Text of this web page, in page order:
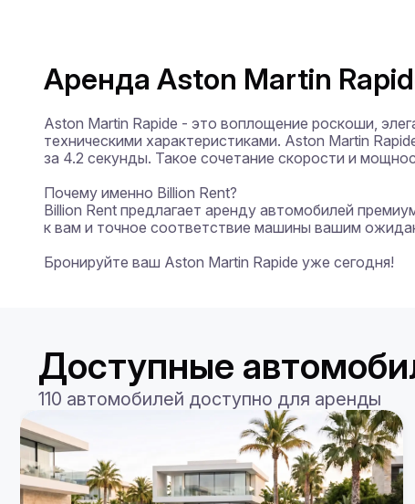
Аренда Aston Martin
Aston Martin Rapide - это воплощение роскоши,
техническими характеристиками. Aston Martin
за 4.2 секунды. Такое сочетание скорости и
Почему именно Billion Rent?
Billion Rent предлагает аренду автомобилей
к вам и точное соответствие машины вашим
Бронируйте ваш Aston Martin Rapide уже сегодня!
Доступные
110 автомобилей доступно для аренды